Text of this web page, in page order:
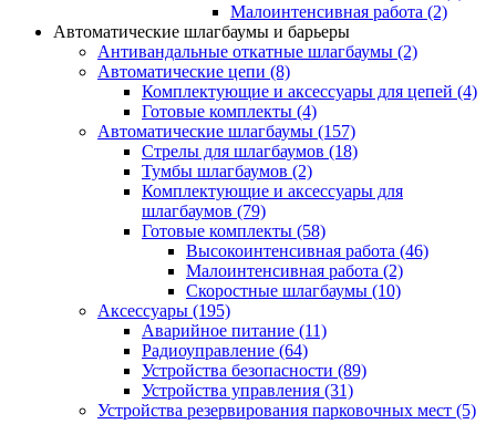
Малоинтенсивная работа (2)
Автоматические шлагбаумы и барьеры
Антивандальные откатные шлагбаумы (2)
Автоматические цепи (8)
Комплектующие и аксессуары для цепей (4)
Готовые комплекты (4)
Автоматические шлагбаумы (157)
Стрелы для шлагбаумов (18)
Тумбы шлагбаумов (2)
Комплектующие и аксессуары для
шлагбаумов (79)
Готовые комплекты (58)
Высокоинтенсивная работа (46)
Малоинтенсивная работа (2)
Скоростные шлагбаумы (10)
Аксессуары (195)
Аварийное питание (11)
Радиоуправление (64)
Устройства безопасности (89)
Устройства управления (31)
Устройства резервирования парковочных мест (5)